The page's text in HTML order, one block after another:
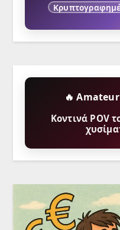
🔥
Κοντινά POV